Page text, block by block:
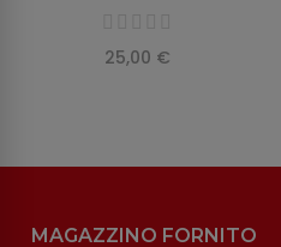
25,00 €
MAGAZZINO FORNITO